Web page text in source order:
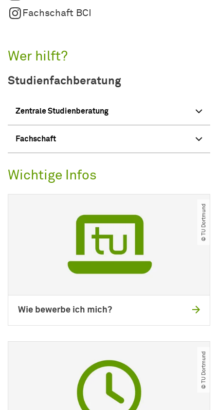
Fachschaft BCI
Wer hilft?
Studienfachberatung
Zentrale Studienberatung
Fachschaft
Wichtige Infos
© TU Dortmund
Wie bewerbe ich mich?
© TU Dortmund